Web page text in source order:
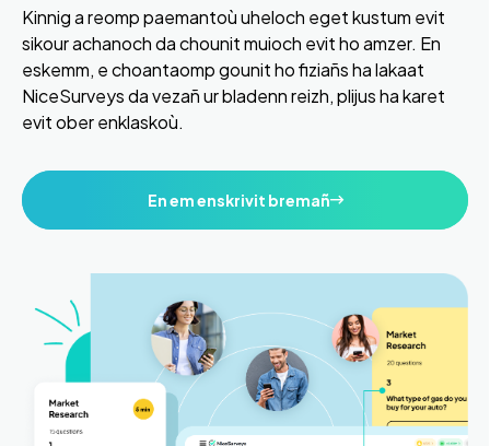
Kinnig a reomp paemantoù uheloch eget kustum evit
sikour achanoch da chounit muioch evit ho amzer. En
eskemm, e choantaomp gounit ho fiziañs ha lakaat
NiceSurveys da vezañ ur bladenn reizh, plijus ha karet
evit ober enklaskoù.
En em enskrivit bremañ